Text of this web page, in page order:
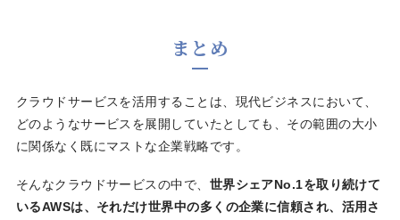
まとめ
クラウドサービスを活用することは、現代ビジネスにおいて、
どのようなサービスを展開していたとしても、その範囲の大小
に関係なく既にマストな企業戦略です。
そんなクラウドサービスの中で、 世界シェアNo.1を取り続けて
いるAWSは、それだけ世界中の多くの企業に信頼され、活用さ